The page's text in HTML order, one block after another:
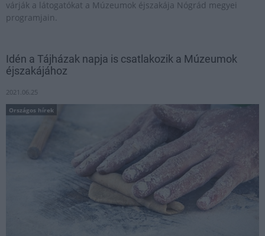
várják a látogatókat a Múzeumok éjszakája Nógrád megyei
programjain.
Idén a Tájházak napja is csatlakozik a Múzeumok
éjszakájához
2021.06.25
Országos hírek